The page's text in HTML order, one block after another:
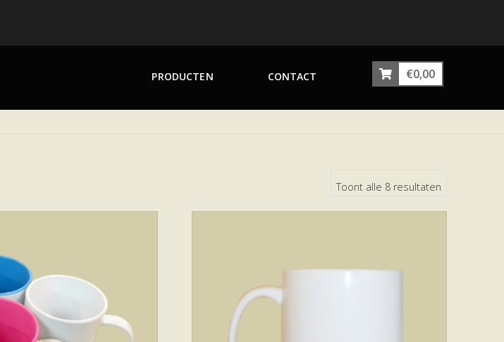
PRODUCTEN CONTACT €0,00
Toont alle 8 resultaten